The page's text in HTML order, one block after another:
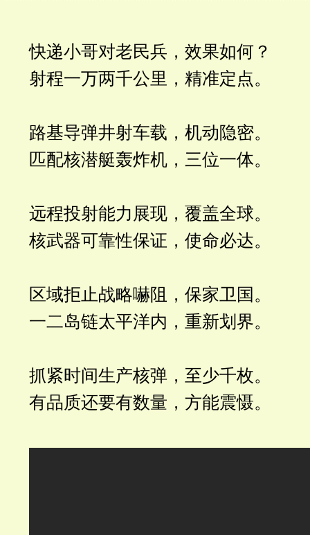
快递小哥对老民兵，效果如何？
射程一万两千公里，精准定点。
路基导弹井射车载，机动隐密。
匹配核潜艇轰炸机，三位一体。
远程投射能力展现，覆盖全球。
核武器可靠性保证，使命必达。
区域拒止战略嚇阻，保家卫国。
一二岛链太平洋内，重新划界。
抓紧时间生产核弹，至少千枚。
有品质还要有数量，方能震慑。